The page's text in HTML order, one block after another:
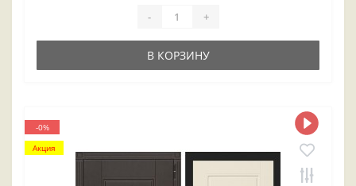
- +
В КОРЗИНУ
-0%
Акция